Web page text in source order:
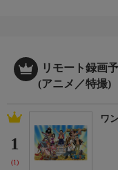
アカネ：金元寿子
カナタ：小市眞琴
カート：内山昂輝
O.T.A.M.（オータム）
リモート録画
(アニメ／特撮)
1
(1)
ワ